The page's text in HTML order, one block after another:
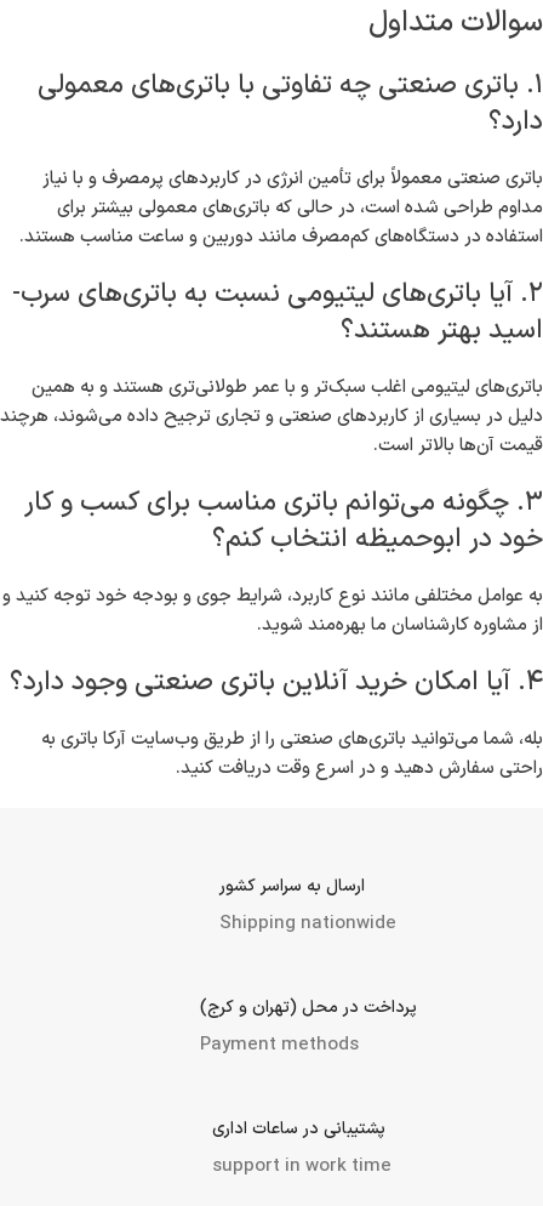
سوالات متداول
۱. باتری صنعتی چه تفاوتی با باتری‌های معمولی
دارد؟
باتری صنعتی معمولاً برای تأمین انرژی در کاربردهای پرمصرف و با نیاز
مداوم طراحی شده است، در حالی که باتری‌های معمولی بیشتر برای
استفاده در دستگاه‌های کم‌مصرف مانند دوربین و ساعت مناسب هستند.
۲. آیا باتری‌های لیتیومی نسبت به باتری‌های سرب-
اسید بهتر هستند؟
باتری‌های لیتیومی اغلب سبک‌تر و با عمر طولانی‌تری هستند و به همین
دلیل در بسیاری از کاربردهای صنعتی و تجاری ترجیح داده می‌شوند، هرچند
قیمت آن‌ها بالاتر است.
۳. چگونه می‌توانم باتری مناسب برای کسب و کار
خود در ابوحمیظه انتخاب کنم؟
به عوامل مختلفی مانند نوع کاربرد، شرایط جوی و بودجه خود توجه کنید و
از مشاوره کارشناسان ما بهره‌مند شوید.
۴. آیا امکان خرید آنلاین باتری صنعتی وجود دارد؟
بله، شما می‌توانید باتری‌های صنعتی را از طریق وب‌سایت آرکا باتری به
راحتی سفارش دهید و در اسرع وقت دریافت کنید.
ارسال به سراسر کشور
Shipping nationwide
پرداخت در محل (تهران و کرج)
Payment methods
پشتیبانی در ساعات اداری
support in work time